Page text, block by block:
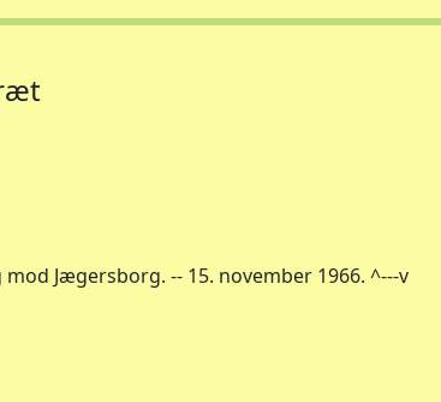
Jægersborg. -- 15. november 1966. ^---v